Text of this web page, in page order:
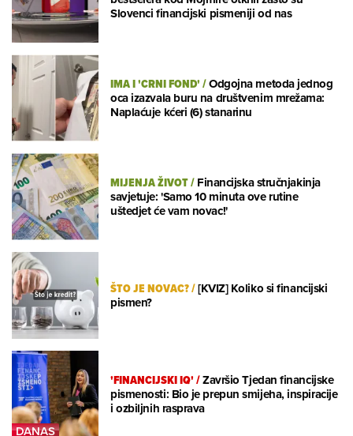
Slovenci financijski pismeniji od nas
IMA I 'CRNI FOND'/Odgojna metoda jednog
oca izazvala buru na društvenim mrežama:
Naplaćuje kćeri (6) stanarinu
MIJENJA ŽIVOT/Financijska stručnjakinja
savjetuje: 'Samo 10 minuta ove rutine
uštedjet će vam novac!'
ŠTO JE NOVAC?/[KVIZ] Koliko si financijski
pismen?
'FINANCIJSKI IQ'/Završio Tjedan financijske
pismenosti: Bio je prepun smijeha, inspiracije
i ozbiljnih rasprava